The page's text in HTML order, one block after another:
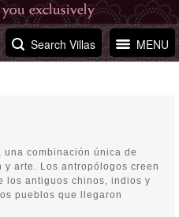
MENU
Search Villas
combinación única de
arte. Los antropólogos creen
los antiguos chinos, indios y
pueblos que llegaron